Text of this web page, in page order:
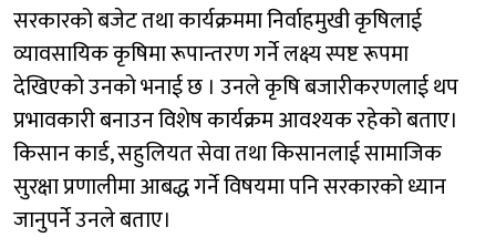
सरकारको बजेट तथा कार्यक्रममा निर्वाहमुखी कृषिलाई
व्यावसायिक कृषिमा रूपान्तरण गर्ने लक्ष्य स्पष्ट रूपमा
देखिएको उनको भनाई छ । उनले कृषि बजारीकरणलाई थप
प्रभावकारी बनाउन विशेष कार्यक्रम आवश्यक रहेको बताए।
किसान कार्ड, सहुलियत सेवा तथा किसानलाई सामाजिक
सुरक्षा प्रणालीमा आबद्ध गर्ने विषयमा पनि सरकारको ध्यान
जानुपर्ने उनले बताए।